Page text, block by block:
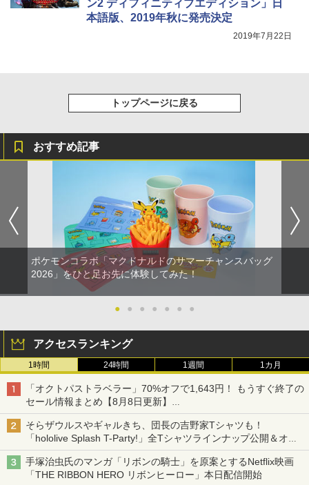
ン2 ディフィニティブエディション」日
本語版、2019年秋に発売決定
2019年7月22日
トップページに戻る
おすすめ記事
ポケモンコラボ「マクドナルドのサマーチャンスバッグ
2026」をひと足お先に体験してみた！
● ● ● ● ● ● ●
アクセスランキング
1時間 24時間 1週間 1カ月
「オクトパストラベラー」70%オフで1,643円！ もうすぐ終了の
セール情報まとめ【8月8日更新】
ニンテンドーeショップでは「大神 絶景版」が67%オフで990円
そらザウルスやギャルきち、団長の吉野家Tシャツも！
「hololive Splash T-Party!」全Tシャツラインナップ公開＆オン
ライン販売開始
手塚治虫氏のマンガ「リボンの騎士」を原案とするNetflix映画
「THE RIBBON HERO リボンヒーロー」本日配信開始